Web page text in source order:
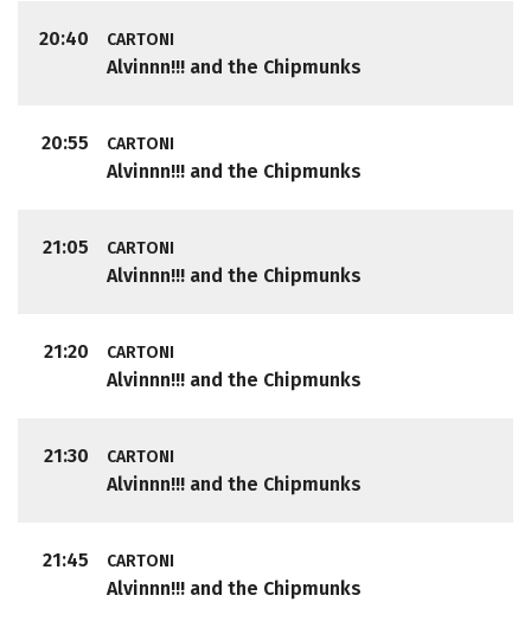
20:40 CARTONI
Alvinnn!!! and the Chipmunks
20:55 CARTONI
Alvinnn!!! and the Chipmunks
21:05 CARTONI
Alvinnn!!! and the Chipmunks
21:20 CARTONI
Alvinnn!!! and the Chipmunks
21:30 CARTONI
Alvinnn!!! and the Chipmunks
21:45 CARTONI
Alvinnn!!! and the Chipmunks